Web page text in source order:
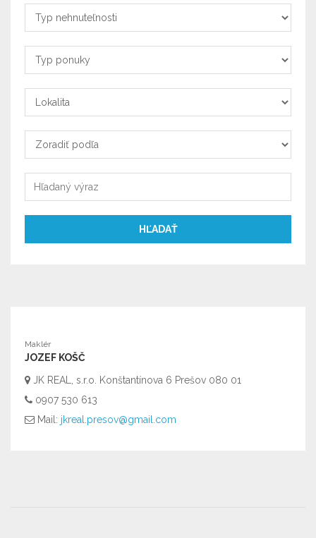
Typ
nehnuteľnosti
Typ
ponuky
Lokalita
Zoradiť
podľa
Zoradiť
podľa
HĽADAŤ
Maklér
JOZEF KOŠČ
JK REAL, s.r.o. Konštantínova 6 Prešov 080 01
0907 530 613
Mail: jkreal.presov@gmail.com